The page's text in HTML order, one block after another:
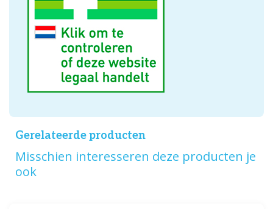
Gerelateerde producten
Misschien interesseren deze producten je
ook